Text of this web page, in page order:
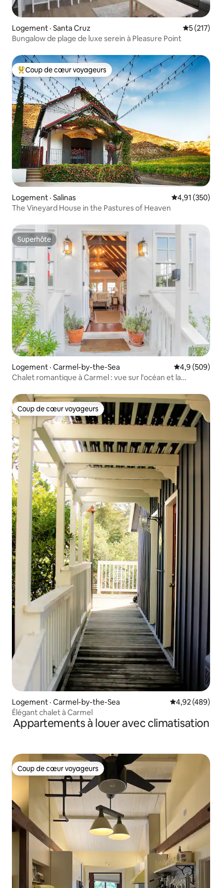
Logement · Santa Cruz Note
5 (217)
Bungalow de plage de luxe serein à Pleasure Point
Coup de cœur voyageurs parmi les plus aimés
Coup de cœur voyageurs
Logement · Salinas Note
4,91 (350)
The Vineyard House in the Pastures of Heaven
Superhôte
Superhôte
Logement · Carmel-by-the-Sea Note
4,9 (509)
Chalet romantique à Carmel : vue sur l'océan et la
Coup de cœur voyageurs
Coup de cœur voyageurs
Logement · Carmel-by-the-Sea Note
4,92 (489)
Élégant chalet à Carmel
Appartements à louer avec climatisation
Coup de cœur voyageurs
Coup de cœur voyageurs